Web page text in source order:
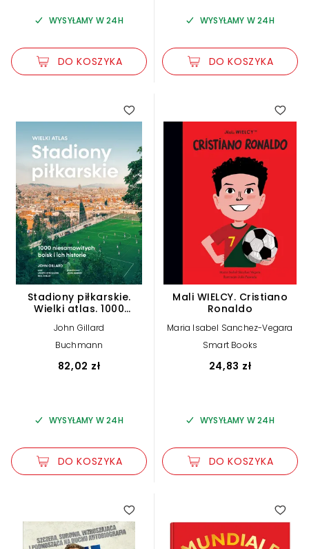
WYSYŁAMY W 24H
DO KOSZYKA
WYSYŁAMY W 24H
DO KOSZYKA
Stadiony piłkarskie.
Wielki atlas. 1000
ich historie
John Gillard
Buchmann
82,02 zł
WYSYŁAMY W 24H
DO KOSZYKA
Mali WIELCY. Cristiano
Ronaldo
Maria Isabel Sanchez-Vegara
Smart Books
24,83 zł
WYSYŁAMY W 24H
DO KOSZYKA